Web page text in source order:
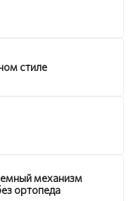
стиле
механизм
ортопеда